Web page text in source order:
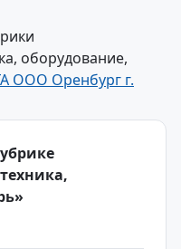
оборудование,
ООО Оренбург г.